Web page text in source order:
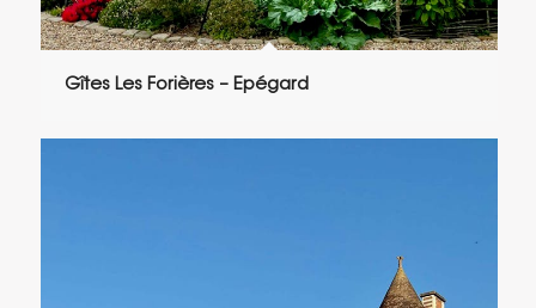
Gîtes Les Forières – Epégard